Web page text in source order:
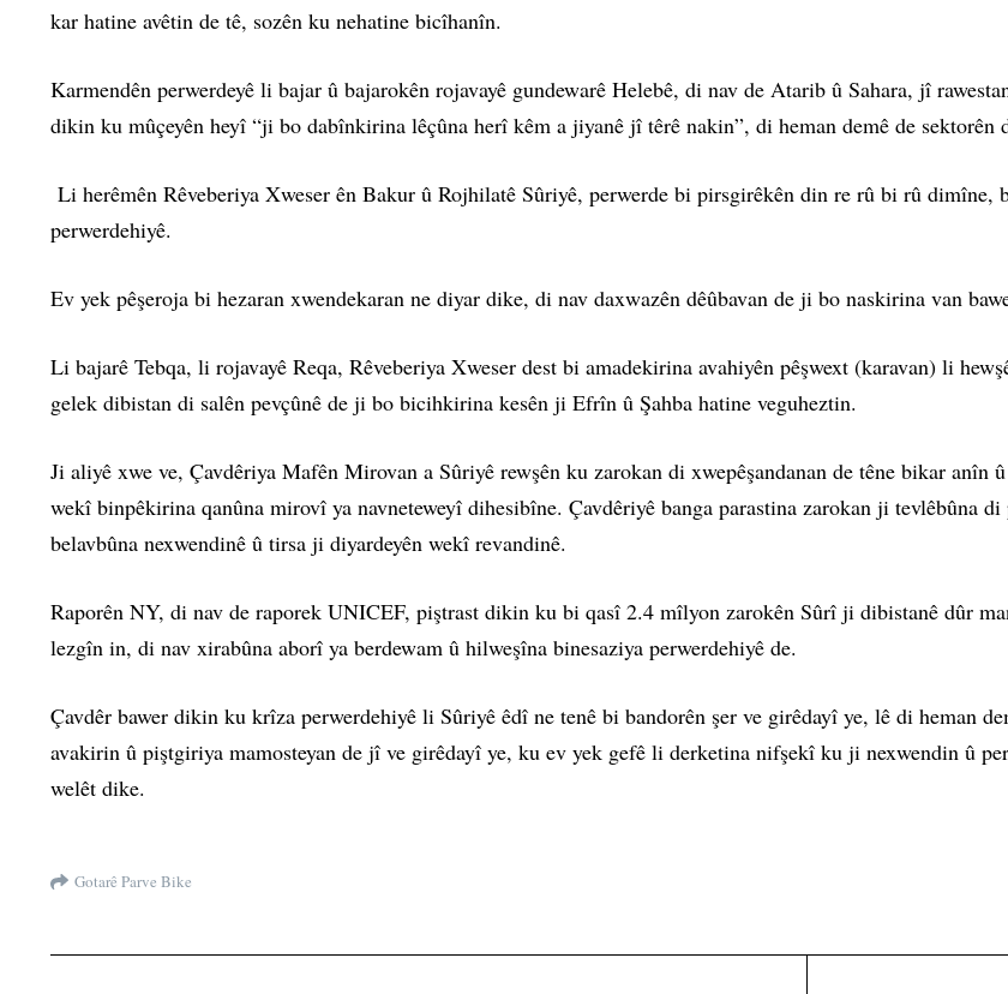
kar hatine avêtin de tê, sozên ku nehatine bicîhanîn.
Karmendên perwerdeyê li bajar û bajarokên rojavayê gundewarê Helebê, di nav de Atarib û Sahara, jî
dikin ku mûçeyên heyî “ji bo dabînkirina lêçûna herî kêm a jiyanê jî têrê nakin”, di heman demê de sektorên
Li herêmên Rêveberiya Xweser ên Bakur û Rojhilatê Sûriyê, perwerde bi pirsgirêkên din re rû bi rû dimîne,
perwerdehiyê.
Ev yek pêşeroja bi hezaran xwendekaran ne diyar dike, di nav daxwazên dêûbavan de ji bo naskirina van
Li bajarê Tebqa, li rojavayê Reqa, Rêveberiya Xweser dest bi amadekirina avahiyên pêşwext (karavan) li
gelek dibistan di salên pevçûnê de ji bo bicihkirina kesên ji Efrîn û Şahba hatine veguheztin.
Ji aliyê xwe ve, Çavdêriya Mafên Mirovan a Sûriyê rewşên ku zarokan di xwepêşandanan de têne bikar
wekî binpêkirina qanûna mirovî ya navneteweyî dihesibîne. Çavdêriyê banga parastina zarokan ji tevlêbûna
belavbûna nexwendinê û tirsa ji diyardeyên wekî revandinê.
Raporên NY, di nav de raporek UNICEF, piştrast dikin ku bi qasî 2.4 mîlyon zarokên Sûrî ji dibistanê dûr
lezgîn in, di nav xirabûna aborî ya berdewam û hilweşîna binesaziya perwerdehiyê de.
Çavdêr bawer dikin ku krîza perwerdehiyê li Sûriyê êdî ne tenê bi bandorên şer ve girêdayî ye, lê di heman
avakirin û piştgiriya mamosteyan de jî ve girêdayî ye, ku ev yek gefê li derketina nifşekî ku ji nexwendin û
welêt dike.
Gotarê Parve Bike